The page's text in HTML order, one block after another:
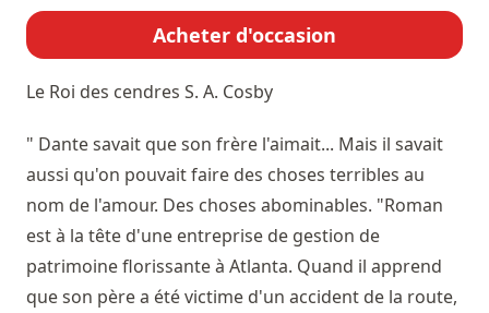
Acheter d'occasion
Le Roi des cendres S. A. Cosby
" Dante savait que son frère l'aimait... Mais il savait
aussi qu'on pouvait faire des choses terribles au
nom de l'amour. Des choses abominables. "Roman
est à la tête d'une entreprise de gestion de
patrimoine florissante à Atlanta. Quand il apprend
que son père a été victime d'un accident de la route,